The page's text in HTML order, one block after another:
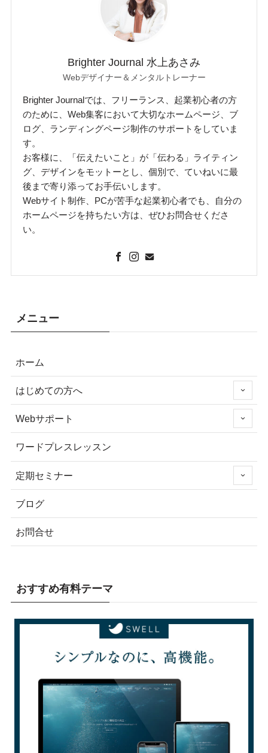
Brighter Journal 水上あさみ
Webデザイナー＆メンタルトレーナー
Brighter Journalでは、フリーランス、起業初心者の方
のために、Web集客において大切なホームページ、ブ
ログ、ランディングページ制作のサポートをしていま
す。
お客様に、「伝えたいこと」が「伝わる」ライティン
グ、デザインをモットーとし、個別で、ていねいに最
後まで寄り添ってお手伝いします。
Webサイト制作、PCが苦手な起業初心者でも、自分の
ホームページを持ちたい方は、ぜひお問合せくださ
い。
メニュー
ホーム
はじめての方へ
Webサポート
ワードプレスレッスン
定期セミナー
ブログ
お問合せ
おすすめ有料テーマ